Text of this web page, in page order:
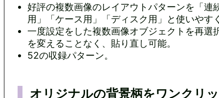
好評の複数画像のレイアウトパターンを「連
用」「ケース用」「ディスク用」と使いやす
一度設定をした複数画像オブジェクトを再選
を変えることなく、貼り直し可能。
52の収録パターン。
オリジナルの背景柄をワンクリ